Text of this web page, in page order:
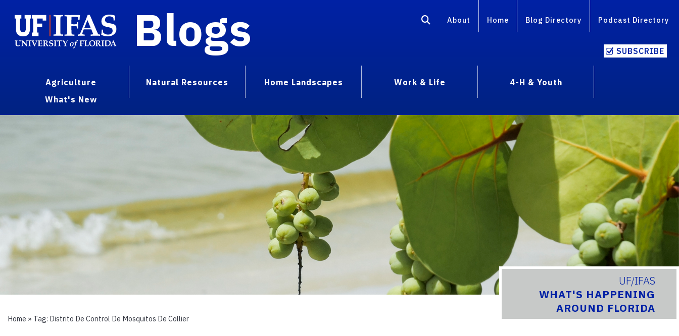
Blogs About Home Blog Directory Podcast Directory
SUBSCRIBE
Agriculture Natural Resources Home Landscapes Work & Life
4-H & Youth
What's New
UF/IFAS
WHAT'S HAPPENING
AROUND FLORIDA
Home » Tag: Distrito De Control De Mosquitos De Collier